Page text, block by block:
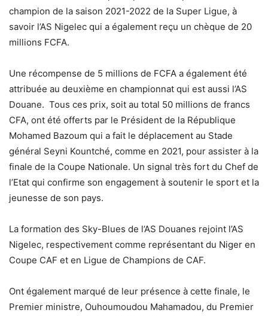
champion de la saison 2021-2022 de la Super Ligue, à
savoir l’AS Nigelec qui a également reçu un chèque de 20
millions FCFA.
Une récompense de 5 millions de FCFA a également été
attribuée au deuxième en championnat qui est aussi l’AS
Douane. Tous ces prix, soit au total 50 millions de francs
CFA, ont été offerts par le Président de la République
Mohamed Bazoum qui a fait le déplacement au Stade
général Seyni Kountché, comme en 2021, pour assister à la
finale de la Coupe Nationale. Un signal très fort du Chef de
l’Etat qui confirme son engagement à soutenir le sport et la
jeunesse de son pays.
La formation des Sky-Blues de l’AS Douanes rejoint l’AS
Nigelec, respectivement comme représentant du Niger en
Coupe CAF et en Ligue de Champions de CAF.
Ont également marqué de leur présence à cette finale, le
Premier ministre, Ouhoumoudou Mahamadou, du Premier